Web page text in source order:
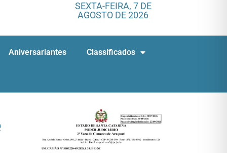
SEXTA-FEIRA, 7 DE
AGOSTO DE 2026
Aniversariantes Classificados